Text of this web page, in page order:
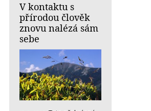
V kontaktu s
přírodou člověk
znovu nalézá sám
sebe